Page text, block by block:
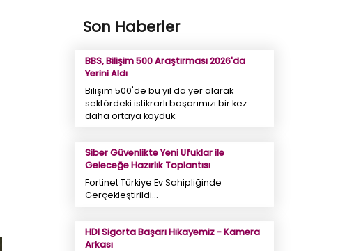
Son Haberler
BBS, Bilişim 500 Araştırması 2026'da
Yerini Aldı
Bilişim 500'de bu yıl da yer alarak
sektördeki istikrarlı başarımızı bir kez
daha ortaya koyduk.
Siber Güvenlikte Yeni Ufuklar ile
Geleceğe Hazırlık Toplantısı
Fortinet Türkiye Ev Sahipliğinde
Gerçekleştirildi...
HDI Sigorta Başarı Hikayemiz - Kamera
Arkası